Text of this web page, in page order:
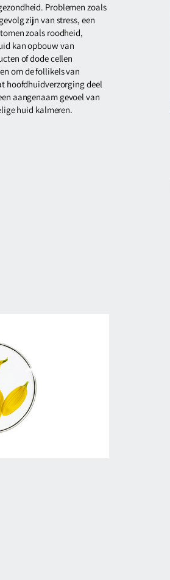
Problemen zoals
zijn van stress, een
zoals roodheid,
kan opbouw van
of dode cellen
om de follikels van
hoofdhuidverzorging deel
aangenaam gevoel van
huid kalmeren.